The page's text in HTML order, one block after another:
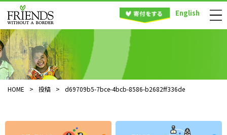
English
HOME > 投稿 > d69709b5-7bce-4bcb-8586-b2682ff336de